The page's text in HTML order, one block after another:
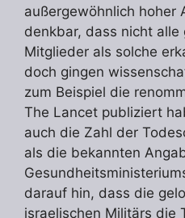
außergewöhnlich hoher
denkbar, dass nicht
Mitglieder als solche
doch gingen
zum Beispiel die
The Lancet publiziert
auch die Zahl der
als die bekannten
darauf hin, dass die
israelischen Militärs die